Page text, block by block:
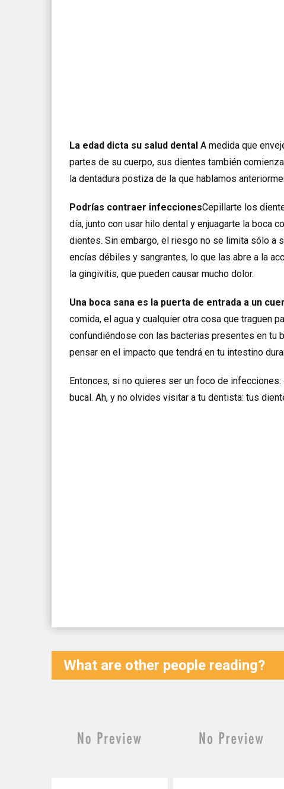
La edad dicta su salud dental A medida que
partes de su cuerpo, sus dientes también
la dentadura postiza de la que hablamos
Podrías contraer infeccionesCepillarte los
día, junto con usar hilo dental y enjuagarte la boca
dientes. Sin embargo, el riesgo no se limita sólo a
encías débiles y sangrantes, lo que las abre a la
la gingivitis, que pueden causar mucho dolor.
Una boca sana es la puerta de entrada a un
comida, el agua y cualquier otra cosa que traguen
confundiéndose con las bacterias presentes en tu
pensar en el impacto que tendrá en tu intestino
Entonces, si no quieres ser un foco de
bucal. Ah, y no olvides visitar a tu dentista: tus
What are other people reading?